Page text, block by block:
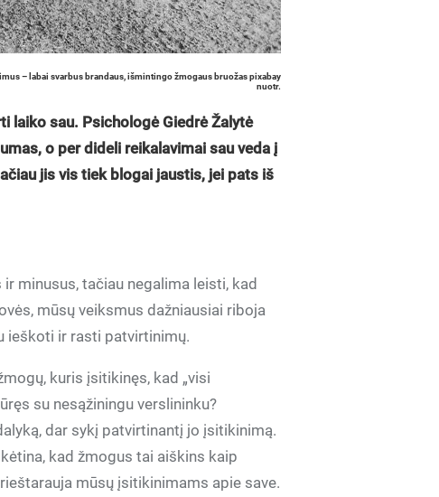
– labai svarbus brandaus, išmintingo žmogaus bruožas pixabay
nuotr.
laiko sau. Psichologė Giedrė Žalytė
o per dideli reikalavimai sau veda į
jis vis tiek blogai jaustis, jei pats iš
minusus, tačiau negalima leisti, kad
mūsų veiksmus dažniausiai riboja
ieškoti ir rasti patvirtinimų.
kuris įsitikinęs, kad „visi
su nesąžiningu verslininku?
dar sykį patvirtinantį jo įsitikinimą.
kad žmogus tai aiškins kaip
mūsų įsitikinimams apie save.